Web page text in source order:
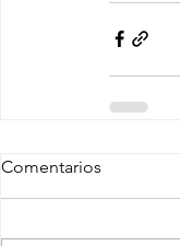
Comentarios